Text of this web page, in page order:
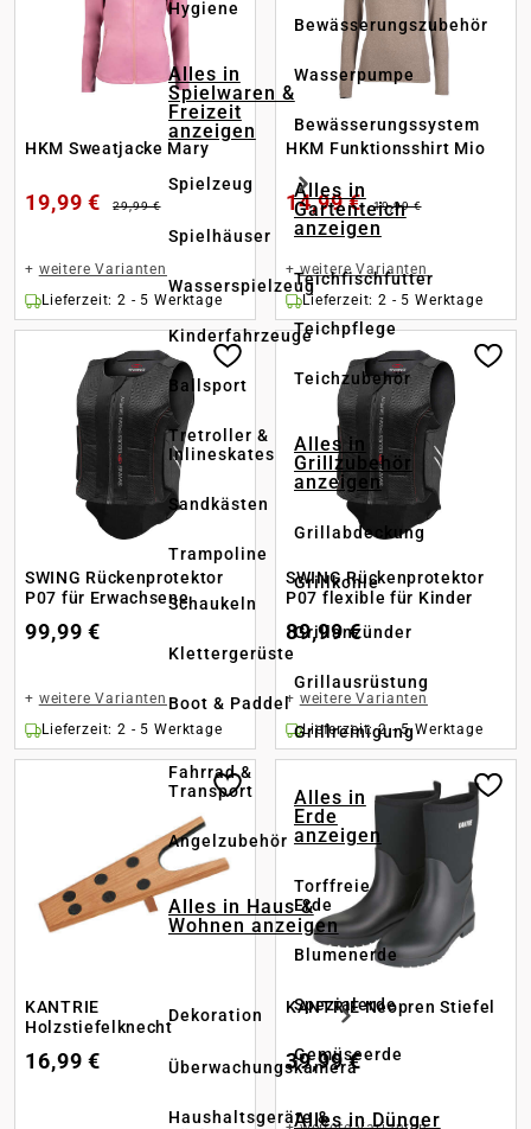
Hygiene
Alles in
Spielwaren &
Freizeit
anzeigen
Spielzeug
Spielhäuser
Wasserspielzeug
Kinderfahrzeuge
Ballsport
Tretroller &
Inlineskates
Sandkästen
Trampoline
Schaukeln
Klettergerüste
Boot & Paddel
Fahrrad &
Transport
Angelzubehör
Alles in Haus &
Wohnen anzeigen
Dekoration
Überwachungskamera
Haushaltsgeräte &
Bewässerungszubehör
Wasserpumpe
Bewässerungssystem
Alles in
Gartenteich
anzeigen
Teichfischfutter
Teichpflege
Teichzubehör
Alles in
Grillzubehör
anzeigen
Grillabdeckung
Grillkohle
Grillanzünder
Grillausrüstung
Grillreinigung
Alles in
Erde
anzeigen
Torffreie
Erde
Blumenerde
Spezialerde
Gemüseerde
Alles in Dünger
HKM Sweatjacke Mary
19,99 € 29,99 €
+ weitere Varianten
Lieferzeit: 2 - 5 Werktage
HKM Funktionsshirt Mio
14,99 € 19,99 €
+weitere Varianten
Lieferzeit: 2 - 5 Werktage
SWING Rückenprotektor
P07 für Erwachsene
99,99 €
+ weitere Varianten
Lieferzeit: 2 - 5 Werktage
SWING Rückenprotektor
P07 flexible für Kinder
89,99 €
+ weitere Varianten
Lieferzeit: 2 - 5 Werktage
KANTRIE
Holzstiefelknecht
16,99 €
KANTRIE Neopren Stiefel
39,99 €